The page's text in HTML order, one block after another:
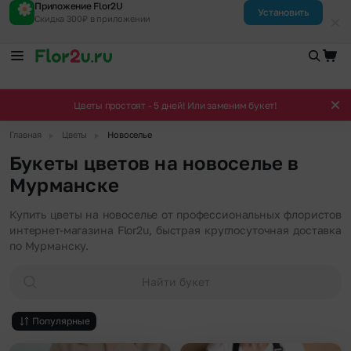
Приложение Flor2U
Скидка 300₽ в приложении
Установить
Цветы простоят - 5 дней! Или заменим букет!
Главная Цветы Новоселье
Букеты цветов на новоселье в
Мурманске
Купить цветы на новоселье от профессиональных флористов
интернет-магазина Flor2u, быстрая круглосуточная доставка
по Мурманску.
Найти букет
Популярные